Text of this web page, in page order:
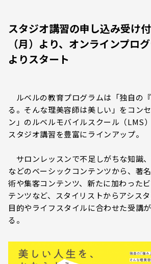
スタジオ講習の申し込み受け
（月）より、オンラインプロ
よりスタート
ルベルの教育プログラムは「独自の
る。そんな理美容師は美しい」をコン
ン」のルベルモバイルスクール（LMS
スタジオ講習を豊富にラインアップ。
サロンレッスンで不足しがちな知識
などのベーシックコンテンツから、著
術や集客コンテンツ、新たに加わった
テンツなど、スタイリストからアシス
目的やライフスタイルに合わせた受講
る。